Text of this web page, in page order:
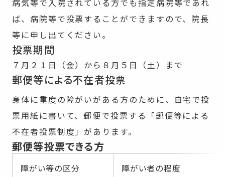
病気等で入院されている方でも指定病院等であれ
ば、病院等で投票することができますので、院長
等に申し出てください。
投票期間
７月２１日（金）から８月５日（土）まで
郵便等による不在者投票
身体に重度の障がいがある方のために、自宅で投
票用紙に書いて、郵便で投票する「郵便等による
不在者投票制度」があります。
郵便等投票できる方
障がい等の区分 障がい者の程度